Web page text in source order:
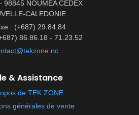
98845 NOUMEA CEDEX
CALEDONIE
: (+687) 29.84.84
86.86.18 - 71.23.52
& Assistance
de TEK ZONE
générales de vente